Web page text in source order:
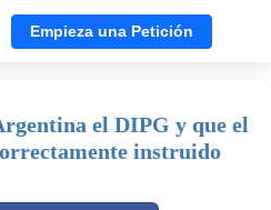
Empieza una Petición
el DIPG y que el
instruido